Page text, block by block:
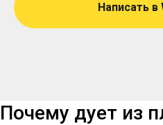
Написать в
Почему дует из